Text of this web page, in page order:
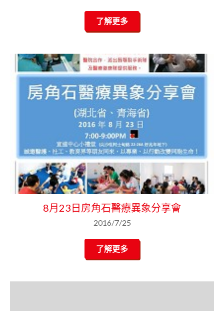
了解更多
8月23日房角石醫療異象分享會
2016/7/25
了解更多